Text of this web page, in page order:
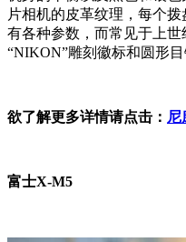
片相机的皮革纹理，每个
有各种参数，而常见于上
“NIKON”雕刻徽标和圆形
欲了解更多详情请点击： 尼
富士X-M5